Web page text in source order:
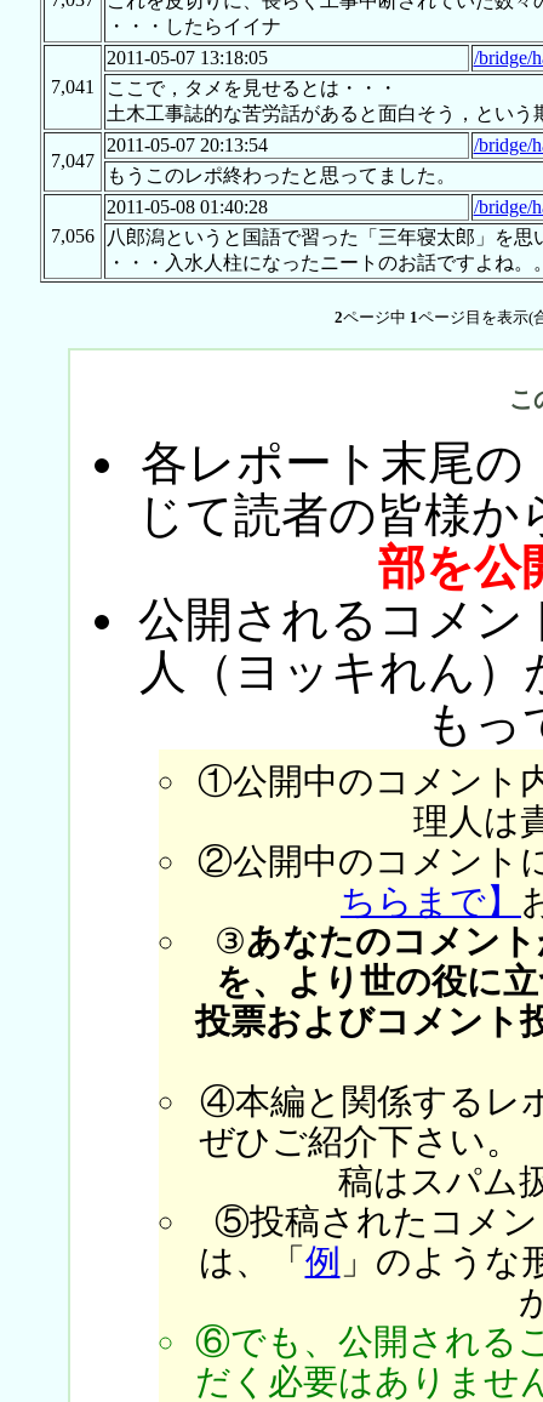
・・・したらイイナ
7,041
2011-05-07 13:18:05
/bridge/
ここで，タメを見せるとは・・・
土木工事誌的な苦労話があると面白そう，という
7,047
2011-05-07 20:13:54
/bridge/
もうこのレポ終わったと思ってました。
7,056
2011-05-08 01:40:28
/bridge/
八郎潟というと国語で習った「三年寝太郎」を思
・・・入水人柱になったニートのお話ですよね。
2ページ中 1ページ目を表示(
こ
各レポート末尾の
じて読者の皆様か
部を公
公開されるコメン
人（ヨッキれん
もっ
①公開中のコメント
理人は
②公開中のコメント
ちらまで】
③あなたのコメン
を、より世の役に
投票およびコメント
④本編と関係するレ
ぜひご紹介下さい。
稿はスパム
⑤投稿されたコメン
は、「 例 」のような
⑥でも、公開される
だく必要はありませ